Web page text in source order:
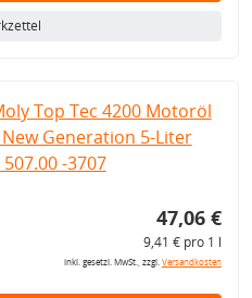
Top Tec 4200 Motoröl
New Generation 5-Liter
-3707
47,06 €
9,41 € pro 1 l
inkl. gesetzl. MwSt., zzgl.Versandkosten